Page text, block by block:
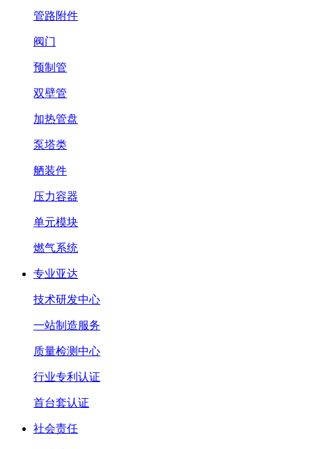
管路附件
阀门
预制管
双壁管
加热管盘
泵塔类
舾装件
压力容器
单元模块
燃气系统
专业亚达
技术研发中心
一站制造服务
质量检测中心
行业专利认证
首台套认证
社会责任